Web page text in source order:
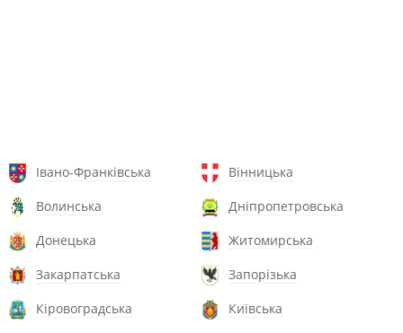
Івано-Франківська
Вінницька
Волинська
Дніпропетровська
Донецька
Житомирська
Закарпатська
Запорізька
Кіровоградська
Київська